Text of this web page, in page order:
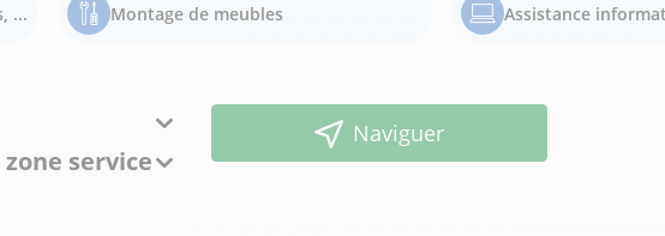
... Montage de meubles Assistance
service
Naviguer